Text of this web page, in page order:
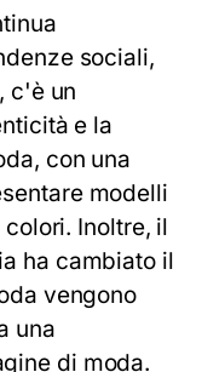
sociali,
c'è un
e la
con una
modelli
Inoltre, il
ha cambiato il
vengono
una
di moda.